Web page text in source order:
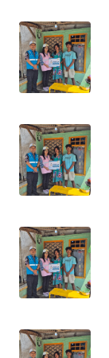
SULTRA
WN
NTB
WN
SULTENG
WN
SULBAR
WN
BABEL
WN